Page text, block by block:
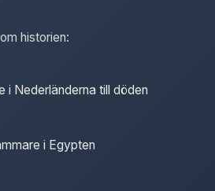
historien:
i Nederländerna till döden
i Egypten